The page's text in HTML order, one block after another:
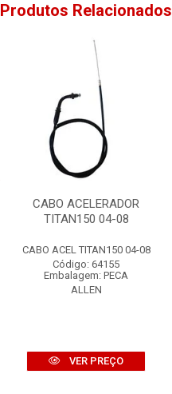
Produtos Relacionados
CABO ACELERADOR
TITAN150 04-08
CABO ACEL TITAN150 04-08
Código: 64155
Embalagem: PECA
ALLEN
VER PREÇO